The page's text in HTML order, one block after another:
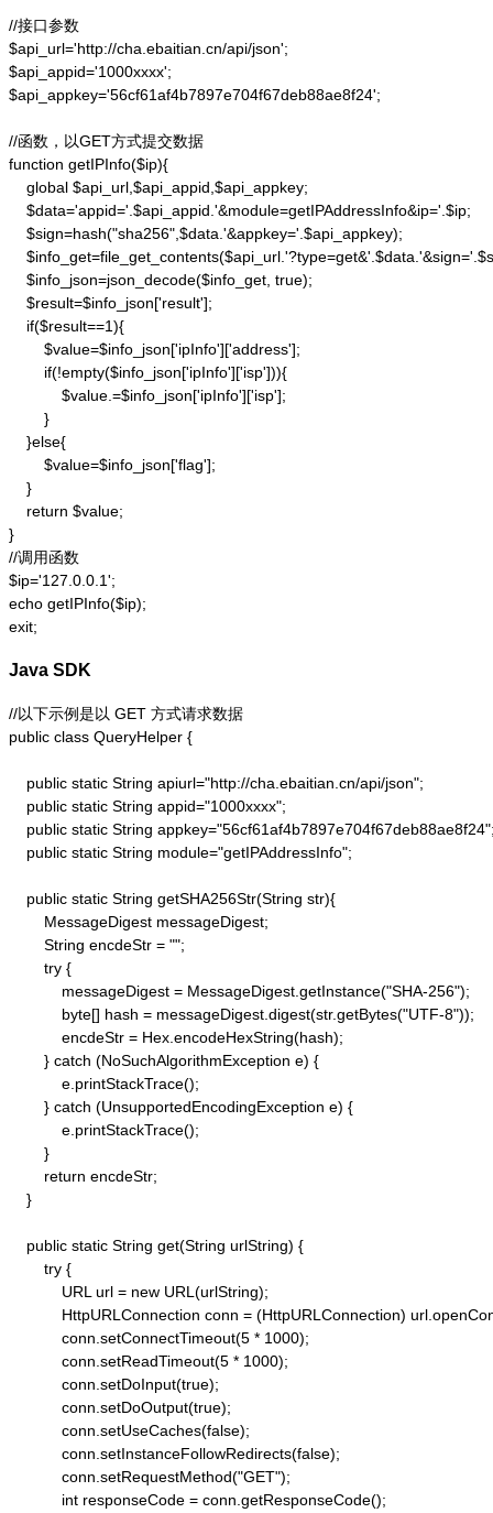
//接口参数
$api_url='http://cha.ebaitian.cn/api/json';
$api_appid='1000xxxx';
$api_appkey='56cf61af4b7897e704f67deb88ae8f24';
//函数，以GET方式提交数据
function getIPInfo($ip){
    global $api_url,$api_appid,$api_appkey;
    $data='appid='.$api_appid.'&module=getIPAddressInfo&ip='.$ip;
    $sign=hash("sha256",$data.'&appkey='.$api_appkey);
    $info_json=json_decode($info_get, true);
    $result=$info_json['result'];
    if($result==1){
        $value=$info_json['ipInfo']['address'];
        if(!empty($info_json['ipInfo']['isp'])){
            $value.=$info_json['ipInfo']['isp'];
        }
    }else{
        $value=$info_json['flag'];
    }
    return $value;
}
//调用函数
$ip='127.0.0.1';
echo getIPInfo($ip);
exit;
Java SDK
//以下示例是以 GET 方式请求数据
public class QueryHelper {
    public static String apiurl="http://cha.ebaitian.cn/api/json";
    public static String appid="1000xxxx";
public static String
    public static String module="getIPAddressInfo";
    public static String getSHA256Str(String str){
        MessageDigest messageDigest;
        String encdeStr = "";
        try {
            messageDigest = MessageDigest.getInstance("SHA-256");
            byte[] hash = messageDigest.digest(str.getBytes("UTF-8"));
            encdeStr = Hex.encodeHexString(hash);
        } catch (NoSuchAlgorithmException e) {
            e.printStackTrace();
        } catch (UnsupportedEncodingException e) {
            e.printStackTrace();
        }
        return encdeStr;
    }
    public static String get(String urlString) {
        try {
            URL url = new URL(urlString);
HttpURLConnection conn = (HttpURLConnection)
            conn.setConnectTimeout(5 * 1000);
            conn.setReadTimeout(5 * 1000);
            conn.setDoInput(true);
            conn.setDoOutput(true);
            conn.setUseCaches(false);
            conn.setInstanceFollowRedirects(false);
            conn.setRequestMethod("GET");
            int responseCode = conn.getResponseCode();